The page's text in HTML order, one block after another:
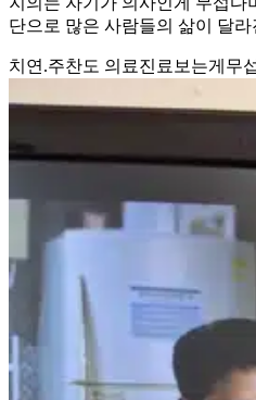
단으로 많은 사람들의 삶이 달
치연.주찬도 의료진료보는게무